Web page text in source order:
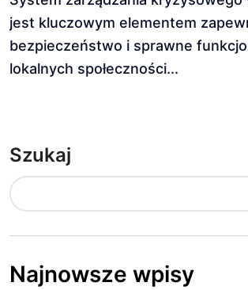
jest kluczowym elementem
bezpieczeństwo i sprawne
lokalnych społeczności...
Szukaj
Najnowsze wpisy